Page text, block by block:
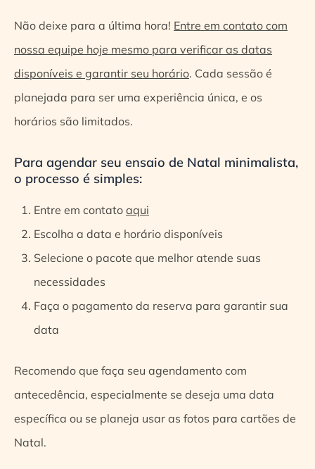
Não deixe para a última hora! Entre em contato com
nossa equipe hoje mesmo para verificar as datas
disponíveis e garantir seu horário. Cada sessão é
planejada para ser uma experiência única, e os
horários são limitados.
Para agendar seu ensaio de Natal minimalista,
o processo é simples:
Entre em contato aqui
Escolha a data e horário disponíveis
Selecione o pacote que melhor atende suas
necessidades
Faça o pagamento da reserva para garantir sua
data
Recomendo que faça seu agendamento com
antecedência, especialmente se deseja uma data
específica ou se planeja usar as fotos para cartões de
Natal.